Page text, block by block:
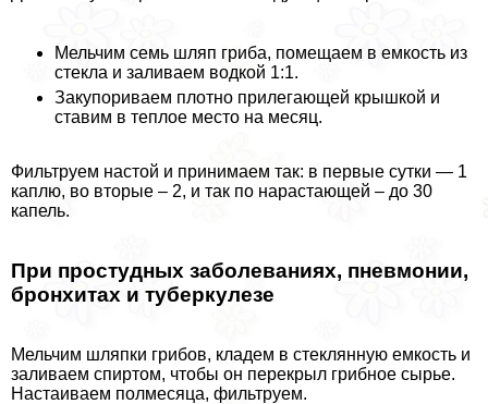
Мельчим семь шляп гриба, помещаем в емкость из
стекла и заливаем водкой 1:1.
Закупориваем плотно прилегающей крышкой и
ставим в теплое место на месяц.
Фильтруем настой и принимаем так: в первые сутки — 1
каплю, во вторые – 2, и так по нарастающей – до 30
капель.
При простудных заболеваниях, пневмонии,
бронхитах и туберкулезе
Мельчим шляпки грибов, кладем в стеклянную емкость и
заливаем спиртом, чтобы он перекрыл грибное сырье.
Настаиваем полмесяца, фильтруем.